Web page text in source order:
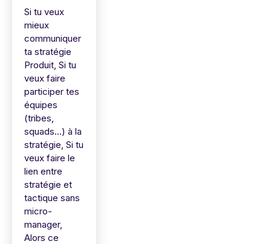
Si tu veux
mieux
communiquer
ta stratégie
Produit, Si tu
veux faire
participer tes
équipes
(tribes,
squads...) à la
stratégie, Si tu
veux faire le
lien entre
stratégie et
tactique sans
micro-
manager,
Alors ce